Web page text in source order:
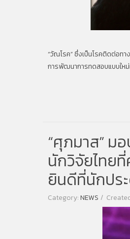
“วัณโรค” ซึ่งเป็นโรคติดต่อทา
การพัฒนาการทดสอบแบบให
“ศุภมาส” ม
นักวิจัยไทยที่
ยินดีที่นักปร
Category:NEWS